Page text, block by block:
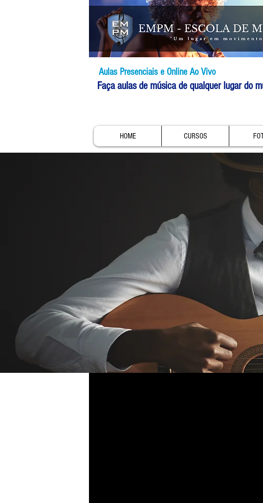
Aulas Presenciais e Online Ao Vivo
Faça aulas de música de qualquer lugar do
HOME CURSOS